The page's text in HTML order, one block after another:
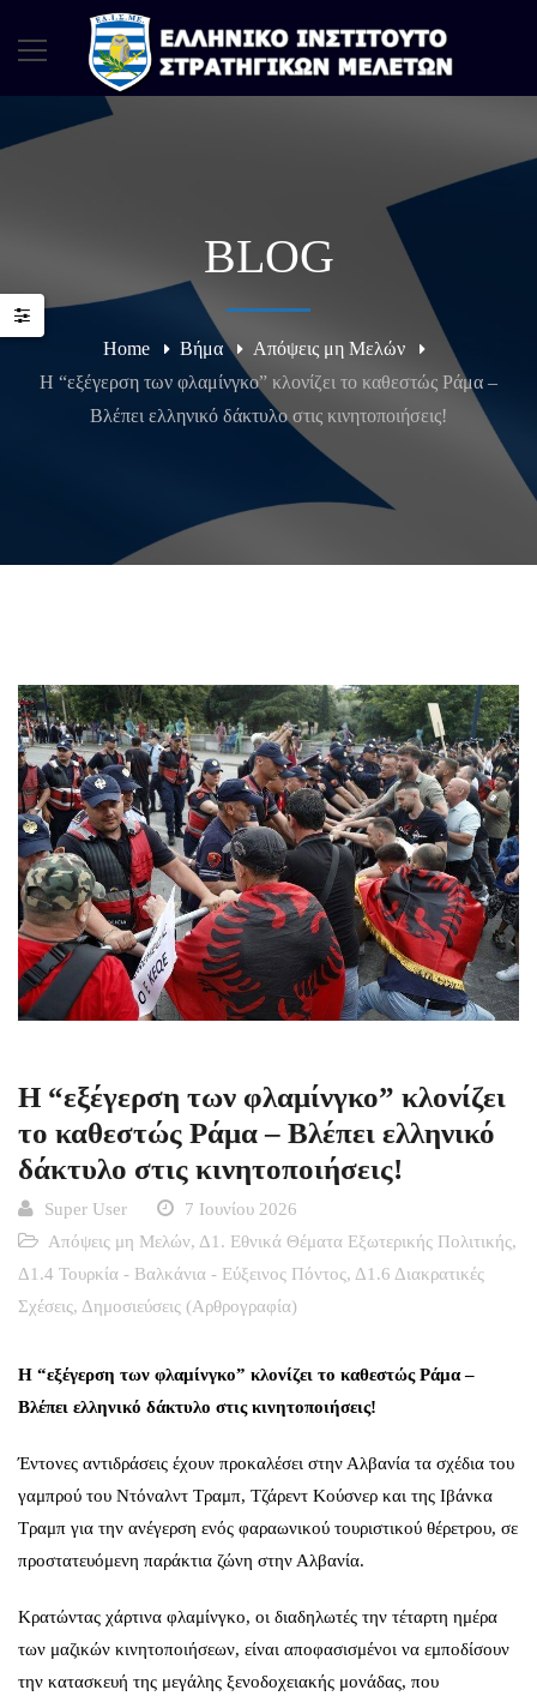
BLOG
Home Βήμα
Απόψεις μη Μελών
Η “εξέγερση των φλαμίνγκο” κλονίζει το καθεστώς Ράμα –
Βλέπει ελληνικό δάκτυλο στις κινητοποιήσεις!
Η “εξέγερση των φλαμίνγκο” κλονίζει
το καθεστώς Ράμα – Βλέπει ελληνικό
δάκτυλο στις κινητοποιήσεις!
Super User
7 Ιουνίου 2026
Απόψεις μη Μελών, Δ1. Εθνικά Θέματα Εξωτερικής Πολιτικής,
Δ1.4 Τουρκία - Βαλκάνια - Εύξεινος Πόντος, Δ1.6 Διακρατικές
Σχέσεις, Δημοσιεύσεις (Αρθρογραφία)
Η “εξέγερση των φλαμίνγκο” κλονίζει το καθεστώς Ράμα –
Βλέπει ελληνικό δάκτυλο στις κινητοποιήσεις!
Έντονες αντιδράσεις έχουν προκαλέσει στην Αλβανία τα σχέδια του
γαμπρού του Ντόναλντ Τραμπ, Τζάρεντ Κούσνερ και της Ιβάνκα
Τραμπ για την ανέγερση ενός φαραωνικού τουριστικού θέρετρου, σε
προστατευόμενη παράκτια ζώνη στην Αλβανία.
Κρατώντας χάρτινα φλαμίνγκο, οι διαδηλωτές την τέταρτη ημέρα
των μαζικών κινητοποιήσεων, είναι αποφασισμένοι να εμποδίσουν
την κατασκευή της μεγάλης ξενοδοχειακής μονάδας, που